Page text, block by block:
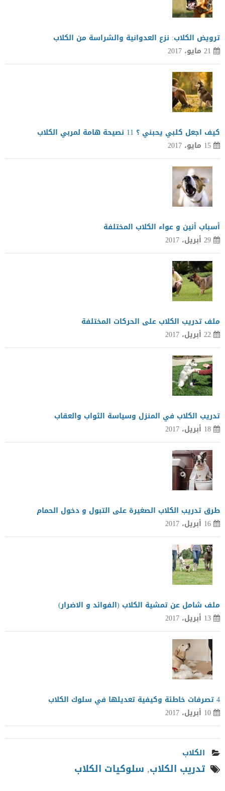
ترويض الكلاب: نزع العدوانية والشراسة من الكلاب
21 مايو، 2017
كيف اجعل كلبي يحبني ؟ 11 نصيحة هامة لمربي الكلاب
15 مايو، 2017
أسباب أنين و عواء الكلاب المختلفة
29 أبريل، 2017
ملف تدريب الكلاب على الحركات المختلفة
22 أبريل، 2017
تدريب الكلاب في المنزل وسياسة الثواب والعقاب
18 أبريل، 2017
طرق تدريب الكلاب الصغيرة على التبول و دخول الحمام
16 أبريل، 2017
ملف شامل عن تمشية الكلاب (الفوائد و الاضرار)
13 أبريل، 2017
4 تصرفات خاطئة وكيفية تعديلها في سلوك الكلاب
10 أبريل، 2017
الكلاب
تدريب الكلاب, سلوكيات الكلاب